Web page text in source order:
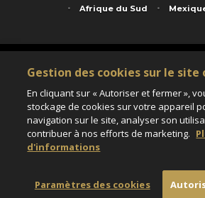
Afrique du Sud
Service animé par Nautil Voyages - 22 rue Georges
au capital de 155 696 euros - RCS Paris B 423
Matricule Atout France IM075100020 - Garantie
Assurance responsabilité civile et professionnelle
Paramètres des
Gestion des cookies sur le site
En cliquant sur « Autoriser et fermer »,
stockage de cookies sur votre appareil
navigation sur le site, analyser son
contribuer à nos efforts de marketing.
d'informations
Paramètres des cookies